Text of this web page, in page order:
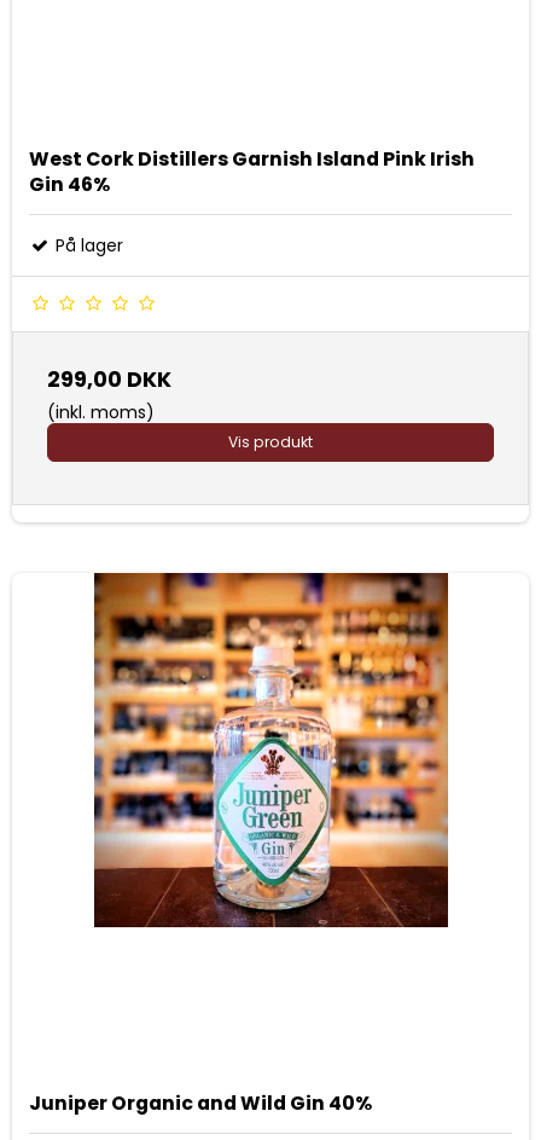
West Cork Distillers Garnish Island Pink Irish
Gin 46%
På lager
299,00 DKK
(inkl. moms)
Vis produkt
Juniper Organic and Wild Gin 40%